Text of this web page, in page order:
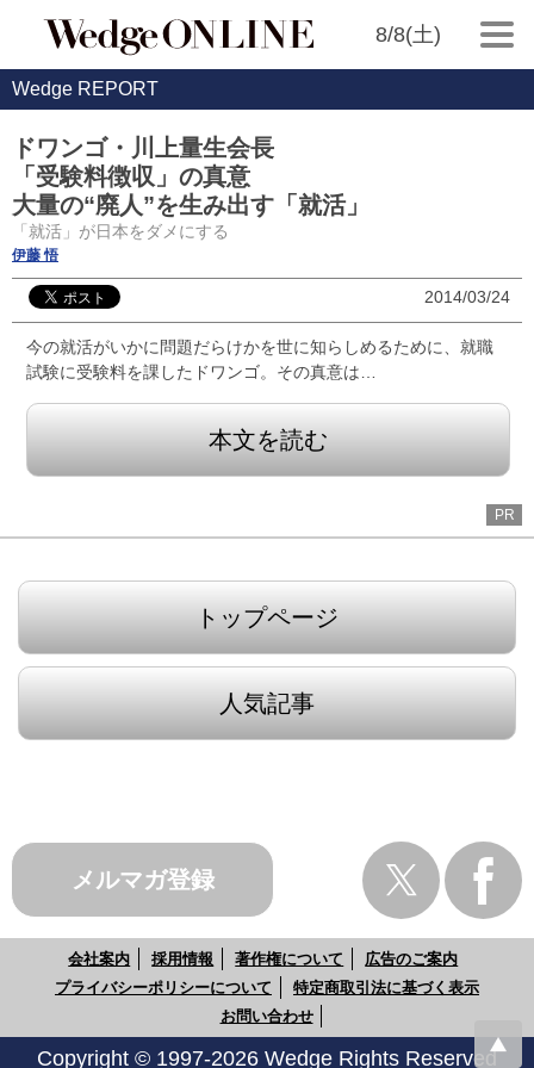
8/8(土)
Wedge REPORT
ドワンゴ・川上量生会長
「受験料徴収」の真意
大量の“廃人”を生み出す「就活」
「就活」が日本をダメにする
伊藤 悟
2014/03/24
今の就活がいかに問題だらけかを世に知らしめるために、就職
試験に受験料を課したドワンゴ。その真意は…
本文を読む
PR
トップページ
人気記事
メルマガ登録
会社案内 採用情報 著作権について
広告のご案内
プライバシーポリシーについて
特定商取引法に基づく表示
お問い合わせ
Copyright © 1997-2026 Wedge Rights Reserved